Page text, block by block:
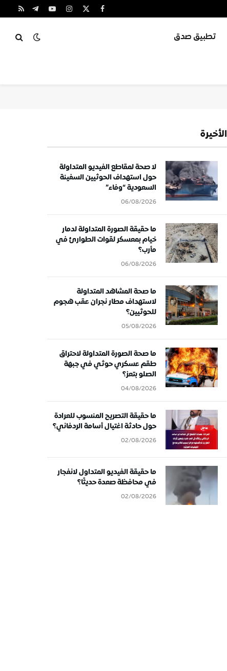
فيسبوك
X
الانستغراميوتيوبتيلقرامRSS
تطبيق صدق
الأخيرة
لا صحة لمقاطع الفيديو المتداولة
حول استهداف الحوثيين السفينة
السعودية “وفاء”
06/08/2026
ما حقيقة الصورة المتداولة لدمار
خيام بمعسكر لقوات الطوارئ في
مأرب؟
06/08/2026
ما صحة المشاهد المتداولة
لاستهداف مطار نجران عقب هجوم
للحوثيين؟
05/08/2026
ما صحة الصورة المتداولة لاحتراق
طقم عسكري حوثي في جبهة
الصلو بتعز؟
04/08/2026
ما حقيقة التصريح المنسوب للعرادة
حول حادثة اغتيال أسامة الردفاني؟
02/08/2026
ما حقيقة الفيديو المتداول لانفجار
في محافظة صعدة حديثًا؟
02/08/2026